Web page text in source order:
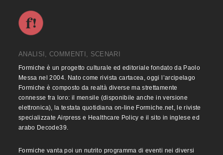
ANALISI, COMMENTI, SCENARI
Formiche è un progetto culturale ed editoriale fondato da Paolo
Messa nel 2004. Nato come rivista cartacea, oggi l’arcipelago
Formiche è composto da realtà diverse ma strettamente
connesse fra loro: il mensile (disponibile anche in versione
elettronica), la testata quotidiana on-line Formiche.net, le riviste
specializzate Airpress e Healthcare Policy e il sito in inglese ed
arabo Decode39.
Formiche vanta poi un nutrito programma di eventi nei diversi